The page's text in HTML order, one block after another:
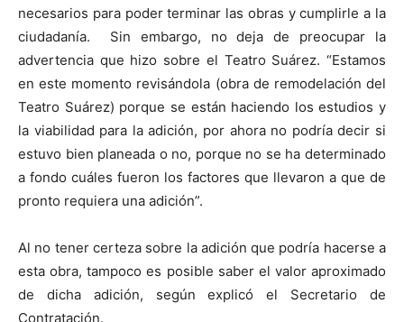
necesarios para poder terminar las obras y cumplirle a la
ciudadanía. Sin embargo, no deja de preocupar la
advertencia que hizo sobre el Teatro Suárez. “Estamos
en este momento revisándola (obra de remodelación del
Teatro Suárez) porque se están haciendo los estudios y
la viabilidad para la adición, por ahora no podría decir si
estuvo bien planeada o no, porque no se ha determinado
a fondo cuáles fueron los factores que llevaron a que de
pronto requiera una adición”.
Al no tener certeza sobre la adición que podría hacerse a
esta obra, tampoco es posible saber el valor aproximado
de dicha adición, según explicó el Secretario de
Contratación.